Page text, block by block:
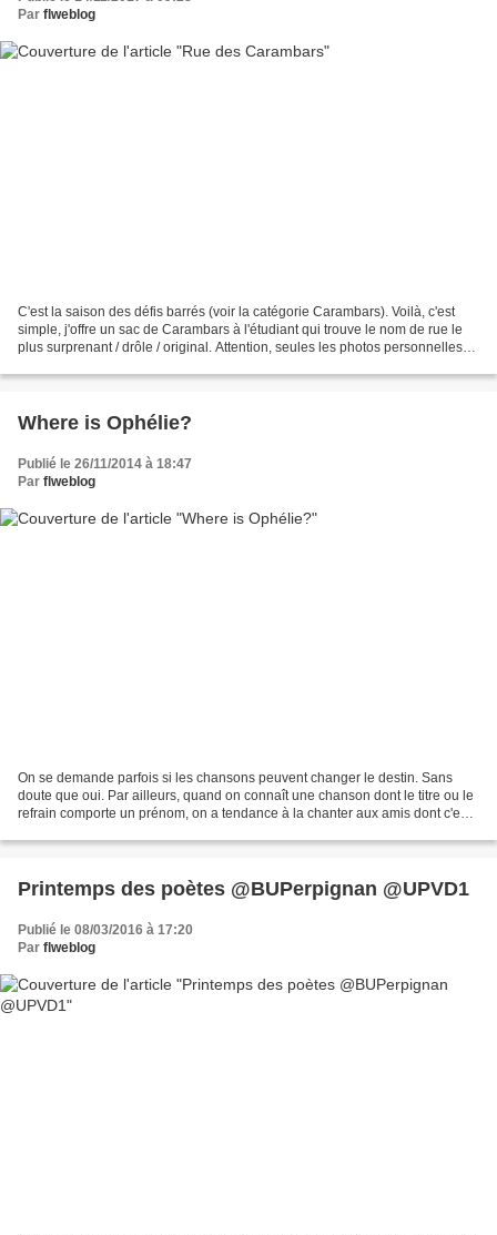
Par flweblog
C'est la saison des défis barrés (voir la catégorie Carambars). Voilà, c'est
simple, j'offre un sac de Carambars à l'étudiant qui trouve le nom de rue le
plus surprenant / drôle / original. Attention, seules les photos personnelles
Where is Ophélie?
Publié le 26/11/2014 à 18:47
Par flweblog
On se demande parfois si les chansons peuvent changer le destin. Sans
doute que oui. Par ailleurs, quand on connaît une chanson dont le titre ou le
refrain comporte un prénom, on a tendance à la chanter aux amis dont c'est
Printemps des poètes @BUPerpignan @UPVD1
Publié le 08/03/2016 à 17:20
Par flweblog